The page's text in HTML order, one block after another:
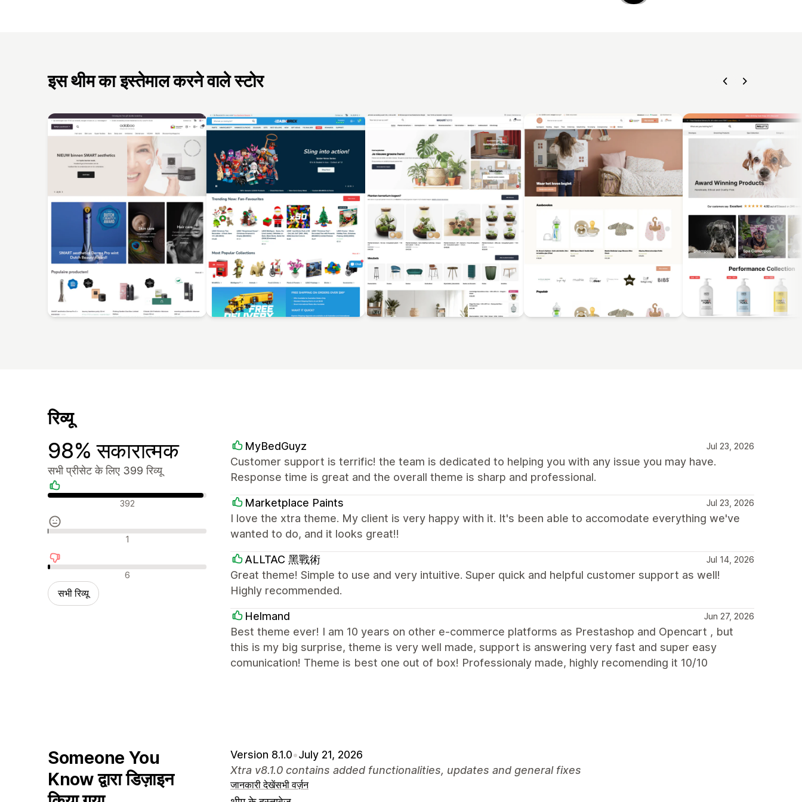
इस थीम का इस्तेमाल करने वाले स्टोर
रिव्यू
98% सकारात्मक
सभी प्रीसेट के लिए 399 रिव्यू
सकारात्मक रिव्यू 392
न्यूट्रल रिव्यू 1
नकारात्मक रिव्यू 6
सभी रिव्यू
MyBedGuyz Jul 23, 2026
Customer support is terrific! the team is dedicated to helping you with any issue you may have.
Response time is great and the overall theme is sharp and professional.
Marketplace Paints Jul 23, 2026
I love the xtra theme. My client is very happy with it. It's been able to accomodate everything we've
wanted to do, and it looks great!!
ALLTAC 黑戰術 Jul 14, 2026
Great theme! Simple to use and very intuitive. Super quick and helpful customer support as well!
Highly recommended.
Helmand Jun 27, 2026
Best theme ever! I am 10 years on other e-commerce platforms as Prestashop and Opencart , but
this is my big surprise, theme is very well made, support is answering very fast and super easy
comunication! Theme is best one out of box! Professionaly made, highly recomending it 10/10
Someone You
Know द्वारा डिज़ाइन
Version 8.1.0•July 21, 2026
Xtra v8.1.0 contains added functionalities, updates and general fixes
जानकारी देखेंसभी वर्ज़न